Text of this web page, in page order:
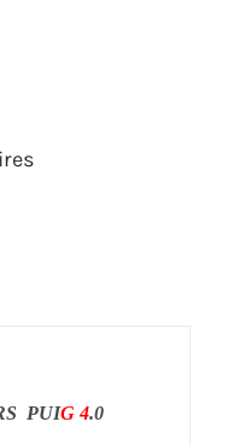
PUIG 4.0